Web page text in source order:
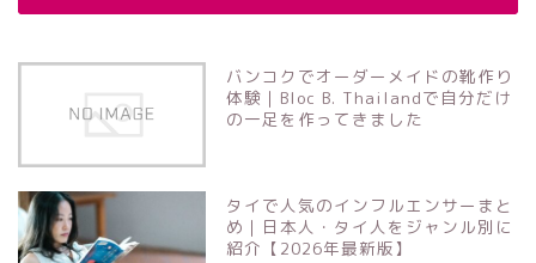
バンコクでオーダーメイドの靴作り
体験｜Bloc B. Thailandで自分だけ
の一足を作ってきました
タイで人気のインフルエンサーまと
め｜日本人・タイ人をジャンル別に
紹介【2026年最新版】